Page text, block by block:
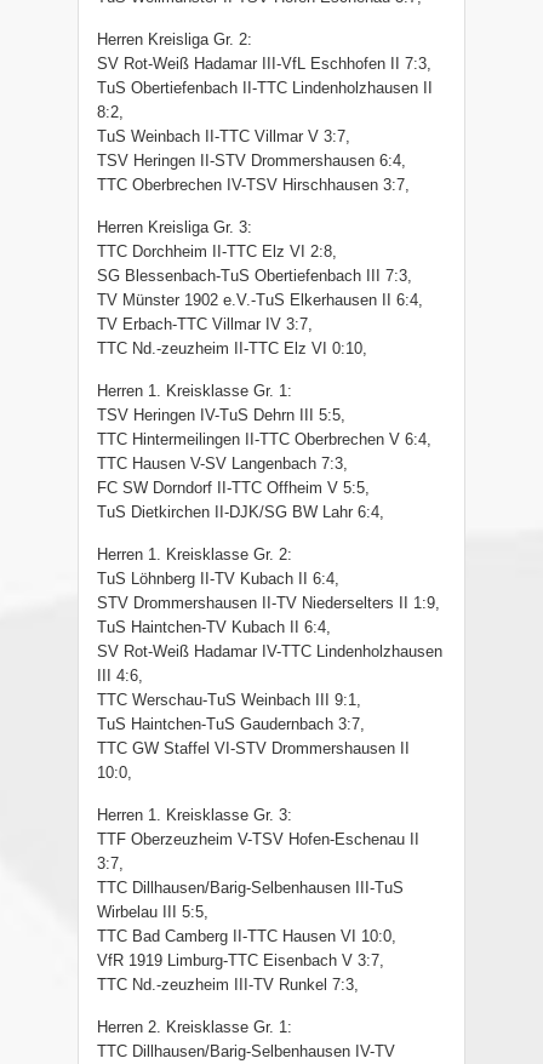
Herren Kreisliga Gr. 2:
SV Rot-Weiß Hadamar III-VfL Eschhofen II 7:3,
TuS Obertiefenbach II-TTC Lindenholzhausen II
8:2,
TuS Weinbach II-TTC Villmar V 3:7,
TSV Heringen II-STV Drommershausen 6:4,
TTC Oberbrechen IV-TSV Hirschhausen 3:7,
Herren Kreisliga Gr. 3:
TTC Dorchheim II-TTC Elz VI 2:8,
SG Blessenbach-TuS Obertiefenbach III 7:3,
TV Münster 1902 e.V.-TuS Elkerhausen II 6:4,
TV Erbach-TTC Villmar IV 3:7,
TTC Nd.-zeuzheim II-TTC Elz VI 0:10,
Herren 1. Kreisklasse Gr. 1:
TSV Heringen IV-TuS Dehrn III 5:5,
TTC Hintermeilingen II-TTC Oberbrechen V 6:4,
TTC Hausen V-SV Langenbach 7:3,
FC SW Dorndorf II-TTC Offheim V 5:5,
TuS Dietkirchen II-DJK/SG BW Lahr 6:4,
Herren 1. Kreisklasse Gr. 2:
TuS Löhnberg II-TV Kubach II 6:4,
STV Drommershausen II-TV Niederselters II 1:9,
TuS Haintchen-TV Kubach II 6:4,
SV Rot-Weiß Hadamar IV-TTC Lindenholzhausen
III 4:6,
TTC Werschau-TuS Weinbach III 9:1,
TuS Haintchen-TuS Gaudernbach 3:7,
TTC GW Staffel VI-STV Drommershausen II
10:0,
Herren 1. Kreisklasse Gr. 3:
TTF Oberzeuzheim V-TSV Hofen-Eschenau II
3:7,
TTC Dillhausen/Barig-Selbenhausen III-TuS
Wirbelau III 5:5,
TTC Bad Camberg II-TTC Hausen VI 10:0,
VfR 1919 Limburg-TTC Eisenbach V 3:7,
TTC Nd.-zeuzheim III-TV Runkel 7:3,
Herren 2. Kreisklasse Gr. 1:
TTC Dillhausen/Barig-Selbenhausen IV-TV